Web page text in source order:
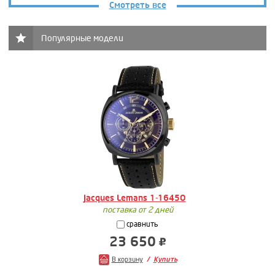
Смотреть все
Популярные модели
Jacques Lemans 1-1645O
поставка от 2 дней
сравнить
23 650
В корзину Купить